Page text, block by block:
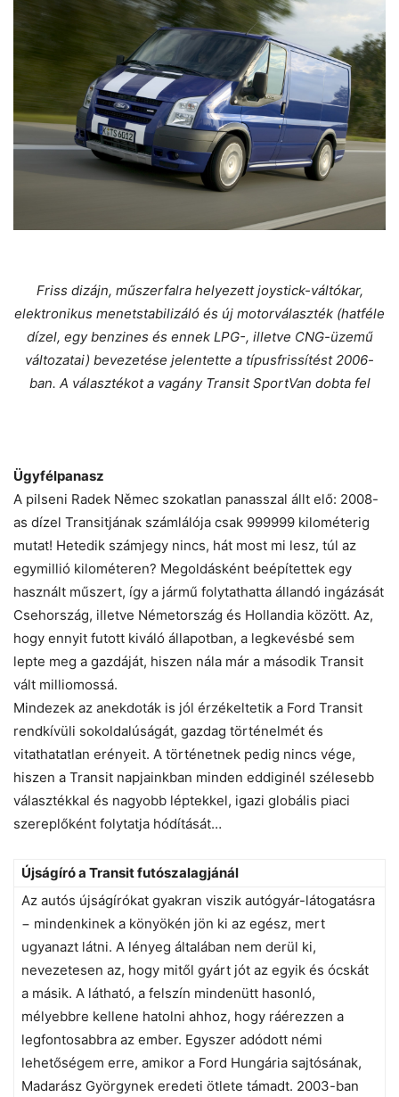
Friss dizájn, műszerfalra helyezett joystick-váltókar,
elektronikus menetstabilizáló és új motorválaszték (hatféle
dízel, egy benzines és ennek LPG-, illetve CNG-üzemű
változatai) bevezetése jelentette a típusfrissítést 2006-
ban. A választékot a vagány Transit SportVan dobta fel
Ügyfélpanasz
A pilseni Radek Němec szokatlan panasszal állt elő: 2008-
as dízel Transitjának számlálója csak 999999 kilométerig
mutat! Hetedik számjegy nincs, hát most mi lesz, túl az
egymillió kilométeren? Megoldásként beépítettek egy
használt műszert, így a jármű folytathatta állandó ingázását
Csehország, illetve Németország és Hollandia között. Az,
hogy ennyit futott kiváló állapotban, a legkevésbé sem
lepte meg a gazdáját, hiszen nála már a második Transit
vált milliomossá.
Mindezek az anekdoták is jól érzékeltetik a Ford Transit
rendkívüli sokoldalúságát, gazdag történelmét és
vitathatatlan erényeit. A történetnek pedig nincs vége,
hiszen a Transit napjainkban minden eddiginél szélesebb
választékkal és nagyobb léptekkel, igazi globális piaci
szereplőként folytatja hódítását…
Újságíró a Transit futószalagjánál
Az autós újságírókat gyakran viszik autógyár-látogatásra
− mindenkinek a könyökén jön ki az egész, mert
ugyanazt látni. A lényeg általában nem derül ki,
nevezetesen az, hogy mitől gyárt jót az egyik és ócskát
a másik. A látható, a felszín mindenütt hasonló,
mélyebbre kellene hatolni ahhoz, hogy ráérezzen a
legfontosabbra az ember. Egyszer adódott némi
lehetőségem erre, amikor a Ford Hungária sajtósának,
Madarász Györgynek eredeti ötlete támadt. 2003-ban